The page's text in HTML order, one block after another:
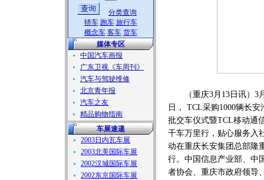
分类查询
轿车 跑车 旅行车
概念车 客车 货车
媒体专区
中国汽车画报
广东卫视《车周刊》
汽车与驾驶维修
北京青年报
汽车之友
精品购物指南
车展速递
2003日内瓦车展
2003北美国际车展
2002汉城国际车展
2002东京国际车展
（重庆3月13日讯）3
日， TCL采购1000辆长安
批交车仪式暨TCL移动通
千车万里行，贴心服务入
动在重庆长安集团总部隆
行。中国信息产业部、中
者协会、重庆市政府领导